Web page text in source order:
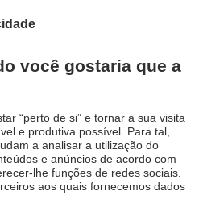
graça ao